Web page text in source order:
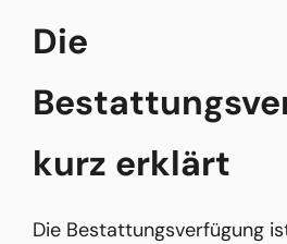
Die
kurz erklärt
Die Bestattungsverfügung